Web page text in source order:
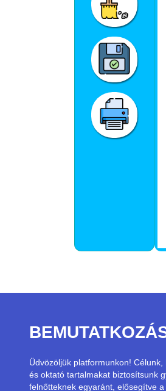
Üdvözöljük platformunkon!
és oktató tartalmakat biztosítsunk
felnőtteknek egyaránt, elősegítve